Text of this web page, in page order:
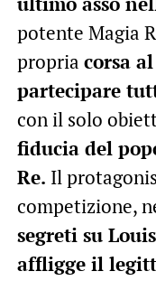
potente Magia
propria corsa
partecipare
con il solo
fiducia del
Re. Il
competizione,
segreti su
affligge il